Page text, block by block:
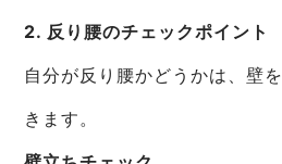
2. 反り腰のチェックポイント
自分が反り腰かどうかは、壁
きます。